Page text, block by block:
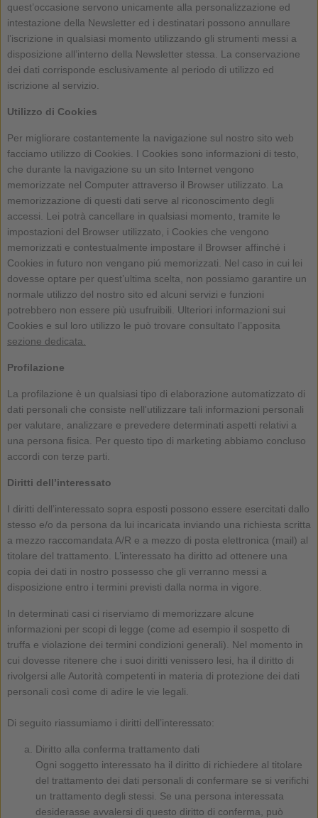
quest’occasione servono unicamente alla personalizzazione ed
intestazione della Newsletter ed i destinatari possono annullare
l’iscrizione in qualsiasi momento utilizzando gli strumenti messi a
disposizione all’interno della Newsletter stessa. La conservazione
dei dati corrisponde esclusivamente al periodo di utilizzo ed
iscrizione al servizio.
Utilizzo di Cookies
Per migliorare costantemente la navigazione sul nostro sito web
facciamo utilizzo di Cookies. I Cookies sono informazioni di testo,
che durante la navigazione su un sito Internet vengono
memorizzate nel Computer attraverso il Browser utilizzato. La
memorizzazione di questi dati serve al riconoscimento degli
accessi. Lei potrà cancellare in qualsiasi momento, tramite le
impostazioni del Browser utilizzato, i Cookies che vengono
memorizzati e contestualmente impostare il Browser affinché i
Cookies in futuro non vengano piú memorizzati. Nel caso in cui lei
dovesse optare per quest’ultima scelta, non possiamo garantire un
normale utilizzo del nostro sito ed alcuni servizi e funzioni
potrebbero non essere più usufruibili. Ulteriori informazioni sui
Cookies e sul loro utilizzo le può trovare consultato l’apposita
sezione dedicata.
Profilazione
La profilazione è un qualsiasi tipo di elaborazione automatizzato di
dati personali che consiste nell'utilizzare tali informazioni personali
per valutare, analizzare e prevedere determinati aspetti relativi a
una persona fisica. Per questo tipo di marketing abbiamo concluso
accordi con terze parti.
Diritti dell’interessato
I diritti dell’interessato sopra esposti possono essere esercitati dallo
stesso e/o da persona da lui incaricata inviando una richiesta scritta
a mezzo raccomandata A/R e a mezzo di posta elettronica (mail) al
titolare del trattamento. L’interessato ha diritto ad ottenere una
copia dei dati in nostro possesso che gli verranno messi a
disposizione entro i termini previsti dalla norma in vigore.
In determinati casi ci riserviamo di memorizzare alcune
informazioni per scopi di legge (come ad esempio il sospetto di
truffa e violazione dei termini condizioni generali). Nel momento in
cui dovesse ritenere che i suoi diritti venissero lesi, ha il diritto di
rivolgersi alle Autorità competenti in materia di protezione dei dati
personali così come di adire le vie legali.
Di seguito riassumiamo i diritti dell’interessato:
Diritto alla conferma trattamento dati
Ogni soggetto interessato ha il diritto di richiedere al titolare
del trattamento dei dati personali di confermare se si verifichi
un trattamento degli stessi. Se una persona interessata
desiderasse avvalersi di questo diritto di conferma, può